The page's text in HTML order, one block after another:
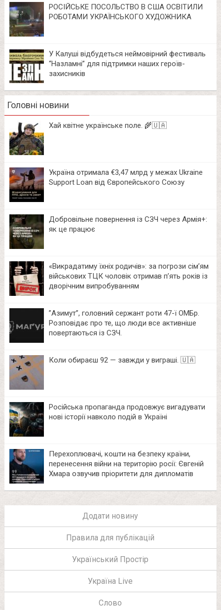
РОСІЙСЬКЕ ПОСОЛЬСТВО В США ОСВІТИЛИ
РОБОТАМИ УКРАЇНСЬКОГО ХУДОЖНИКА
У Калуші відбудеться неймовірний фестиваль
“Назламні” для підтримки наших героїв-
захисників
Головні новини
Хай квітне українське поле. 🌾🇺🇦
Україна отримала €3,47 млрд у межах Ukraine
Support Loan від Європейського Союзу
Добровільне повернення із СЗЧ через Армія+:
як це працює
«Викрадатиму їхніх родичів»: за погрози сім’ям
військових ТЦК чоловік отримав п’ять років із
дворічним випробуванням
⁨”Азимут”, головний сержант роти 47-ї ОМБр.
Розповідає про те, що люди все активніше
повертаються із СЗЧ.
Коли обираєш 92 — завжди у виграші. 🇺🇦
Російська пропаганда продовжує вигадувати
нові історії навколо подій в Україні
Перехоплювачі, кошти на безпеку країни,
перенесення війни на територію росії: Євгеній
Хмара озвучив пріоритети для дипломатів
Додати новину
Правила для публікацій
Український Простір
Україна Live
Слово